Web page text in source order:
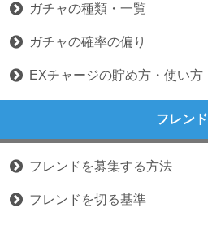
ガチャの種類・一覧
ガチャの確率の偏り
EXチャージの貯め方・使い方
フレンド
フレンドを募集する方法
フレンドを切る基準